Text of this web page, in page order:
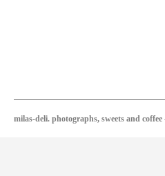
milas-deli. photographs, sweets and coffee